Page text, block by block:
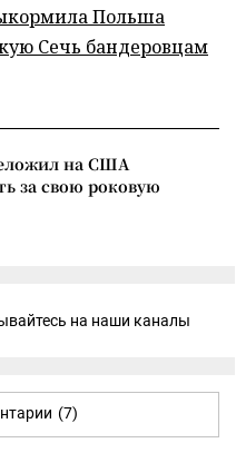
Польша
Сечь бандеровцам
на США
за свою роковую
на наши каналы
(7)